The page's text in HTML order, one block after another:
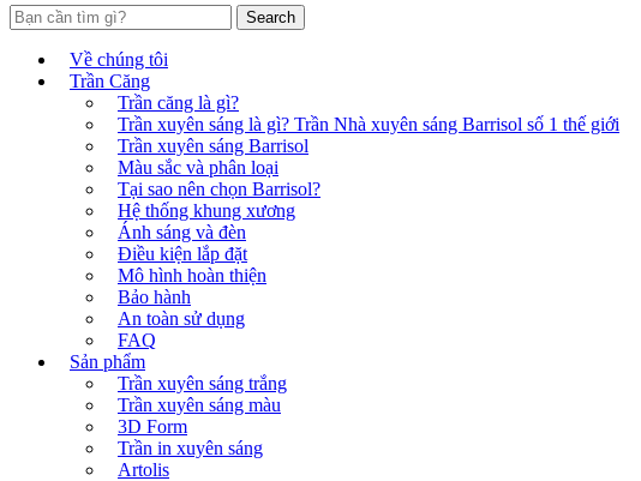
Search
Về chúng tôi
Trần Căng
Trần căng là gì?
Trần xuyên sáng là gì? Trần Nhà xuyên sáng Barrisol số 1 thế giới
Trần xuyên sáng Barrisol
Màu sắc và phân loại
Tại sao nên chọn Barrisol?
Hệ thống khung xương
Ánh sáng và đèn
Điều kiện lắp đặt
Mô hình hoàn thiện
Bảo hành
An toàn sử dụng
FAQ
Sản phẩm
Trần xuyên sáng trắng
Trần xuyên sáng màu
3D Form
Trần in xuyên sáng
Artolis